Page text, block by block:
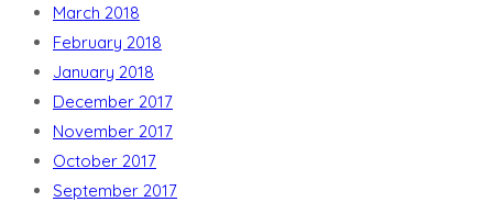
March 2018
February 2018
January 2018
December 2017
November 2017
October 2017
September 2017